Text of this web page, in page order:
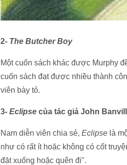
2- The Butcher Boy
Một cuốn sách khác được Murphy
cuốn sách đạt được nhiều thành
viên bày tỏ.
3- Eclipse của tác giả John
Nam diễn viên chia sẻ, Eclipse là
như có rất ít hoặc không có cốt
đặt xuống hoặc quên đi".